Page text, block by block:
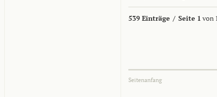
539 Einträge / Seite 1 von
Seitenanfang